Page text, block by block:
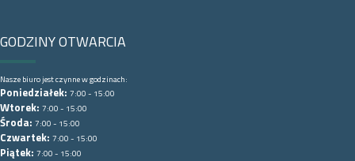
GODZINY OTWARCIA
Nasze biuro jest czynne w godzinach:
Poniedziałek: 7:00 - 15:00
Wtorek: 7:00 - 15:00
Środa: 7:00 - 15:00
Czwartek: 7:00 - 15:00
Piątek: 7:00 - 15:00